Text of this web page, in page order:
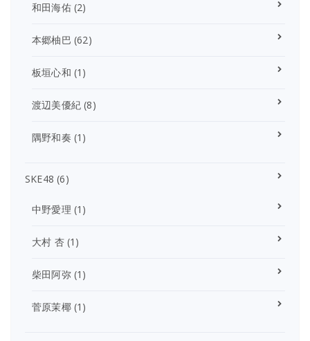
和田海佑(2)
本郷柚巴 (62)
板垣心和 (1)
渡辺美優紀 (8)
隅野和奏 (1)
SKE48 (6)
中野愛理 (1)
大村 杏(1)
柴田阿弥(1)
菅原茉椰(1)